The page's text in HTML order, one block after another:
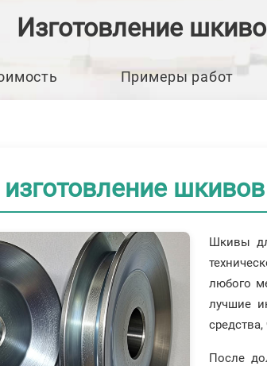
Изготовление
Примеры работ
Шкивы
любого
лучшие
После